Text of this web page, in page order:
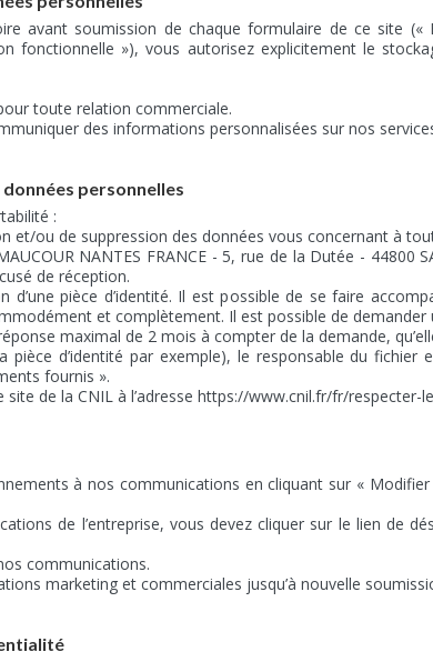
avant soumission de chaque formulaire de ce site
fonctionnelle »), vous autorisez explicitement le
toute relation commerciale.
des informations personnalisées sur nos
personnelles
:
et/ou de suppression des données vous concernant à
NANTES FRANCE - 5, rue de la Dutée - 44800
de réception.
d’une pièce d’identité. Il est possible de se faire
et complètement. Il est possible de demander
maximal de 2 mois à compter de la demande,
d’identité par exemple), le responsable du
fournis ».
site de la CNIL à l’adresse https://www.cnil.fr/fr/respecter-
à nos communications en cliquant sur «
de l’entreprise, vous devez cliquer sur le lien de
communications.
marketing et commerciales jusqu’à nouvelle